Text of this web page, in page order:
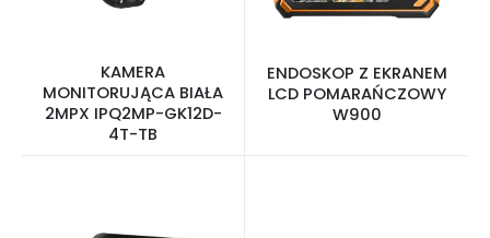
KAMERA
MONITORUJĄCA BIAŁA
2MPX IPQ2MP-GK12D-
4T-TB
ENDOSKOP Z EKRANEM
LCD POMARAŃCZOWY
W900